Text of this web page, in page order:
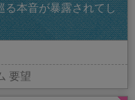
る本音が暴露されてし
要望